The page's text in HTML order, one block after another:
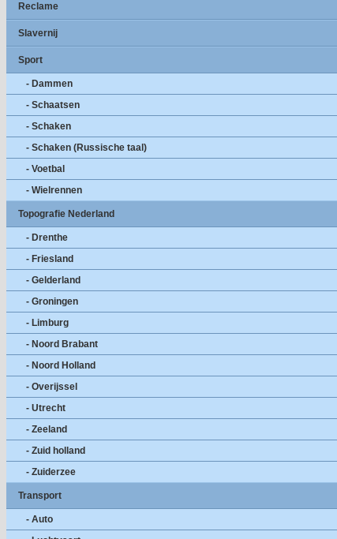
Reclame
Slavernij
Sport
- Dammen
- Schaatsen
- Schaken
- Schaken (Russische taal)
- Voetbal
- Wielrennen
Topografie Nederland
- Drenthe
- Friesland
- Gelderland
- Groningen
- Limburg
- Noord Brabant
- Noord Holland
- Overijssel
- Utrecht
- Zeeland
- Zuid holland
- Zuiderzee
Transport
- Auto